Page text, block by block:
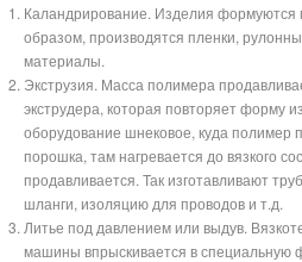
Каландрирование. Изделия формуются
образом, производятся пленки,
материалы.
Экструзия. Масса полимера
экструдера, которая повторяет форму
оборудование шнековое, куда полимер
порошка, там нагревается до вязкого
продавливается. Так изготавливают
шланги, изоляцию для проводов и т.д.
Литье под давлением или выдув.
машины впрыскивается в специальную